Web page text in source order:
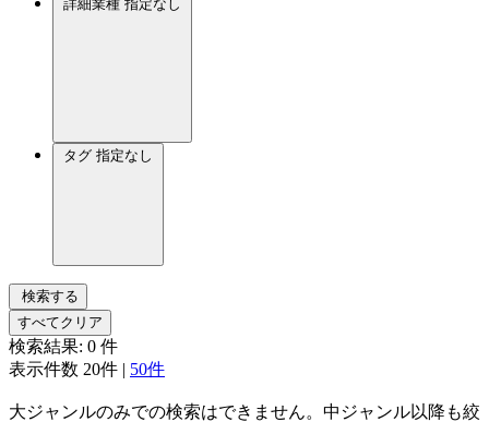
詳細業種 指定なし
タグ 指定なし
検索する
すべてクリア
検索結果: 0 件
表示件数 20件 | 50件
大ジャンルのみでの検索はできません。中ジャンル以降も絞